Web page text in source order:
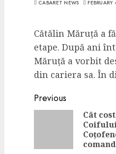
CABARET NEWS
Cătălin Măruță a
etape. După ani
Măruță a vorbit
din cariera sa. În
Continue
Reading
Previous
Cât